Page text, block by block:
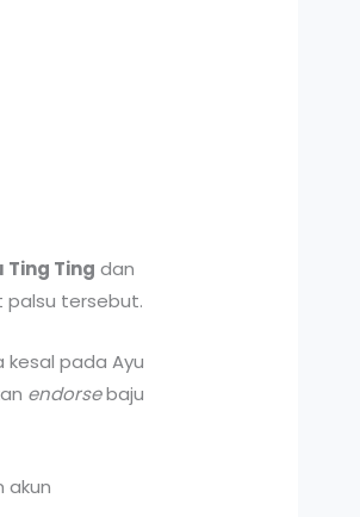
Ting Ting dan
tersebut.
pada Ayu
endorsebaju
akun